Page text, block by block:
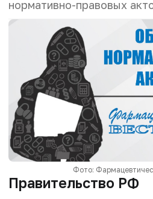
нормативно-правовых
Фото:
Правительство РФ